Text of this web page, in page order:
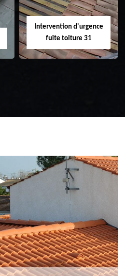
Intervention d'urgence
fuite toiture 31